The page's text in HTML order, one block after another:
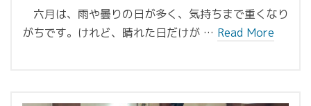
六月は、雨や曇りの日が多く、気持ちまで重くなり
がちです。けれど、晴れた日だけが … Read More